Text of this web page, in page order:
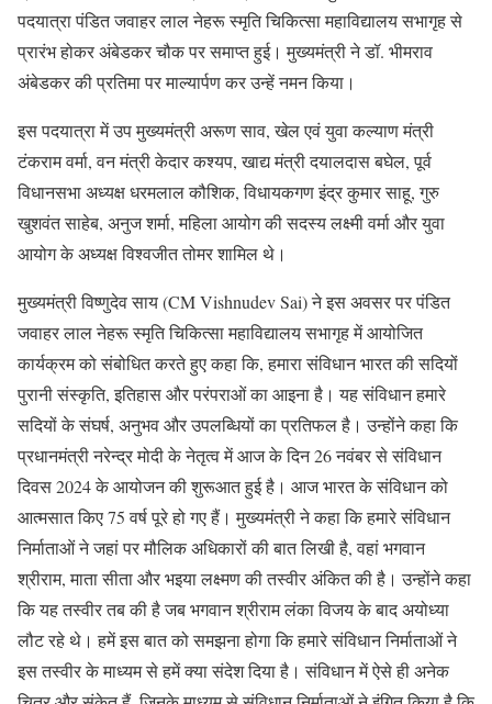
पदयात्रा पंडित जवाहर लाल नेहरू स्मृति चिकित्सा महाविद्यालय सभागृह से
प्रारंभ होकर अंबेडकर चौक पर समाप्त हुई। मुख्यमंत्री ने डॉ. भीमराव
अंबेडकर की प्रतिमा पर माल्यार्पण कर उन्हें नमन किया।
इस पदयात्रा में उप मुख्यमंत्री अरूण साव, खेल एवं युवा कल्याण मंत्री
टंकराम वर्मा, वन मंत्री केदार कश्यप, खाद्य मंत्री दयालदास बघेल, पूर्व
विधानसभा अध्यक्ष धरमलाल कौशिक, विधायकगण इंद्र कुमार साहू, गुरु
खुशवंत साहेब, अनुज शर्मा, महिला आयोग की सदस्य लक्ष्मी वर्मा और युवा
आयोग के अध्यक्ष विश्वजीत तोमर शामिल थे।
मुख्यमंत्री विष्णुदेव साय (CM Vishnudev Sai) ने इस अवसर पर पंडित
जवाहर लाल नेहरू स्मृति चिकित्सा महाविद्यालय सभागृह में आयोजित
कार्यक्रम को संबोधित करते हुए कहा कि, हमारा संविधान भारत की सदियों
पुरानी संस्कृति, इतिहास और परंपराओं का आइना है। यह संविधान हमारे
सदियों के संघर्ष, अनुभव और उपलब्धियों का प्रतिफल है। उन्होंने कहा कि
प्रधानमंत्री नरेन्द्र मोदी के नेतृत्व में आज के दिन 26 नवंबर से संविधान
दिवस 2024 के आयोजन की शुरूआत हुई है। आज भारत के संविधान को
आत्मसात किए 75 वर्ष पूरे हो गए हैं। मुख्यमंत्री ने कहा कि हमारे संविधान
निर्माताओं ने जहां पर मौलिक अधिकारों की बात लिखी है, वहां भगवान
श्रीराम, माता सीता और भइया लक्ष्मण की तस्वीर अंकित की है। उन्होंने कहा
कि यह तस्वीर तब की है जब भगवान श्रीराम लंका विजय के बाद अयोध्या
लौट रहे थे। हमें इस बात को समझना होगा कि हमारे संविधान निर्माताओं ने
इस तस्वीर के माध्यम से हमें क्या संदेश दिया है। संविधान में ऐसे ही अनेक